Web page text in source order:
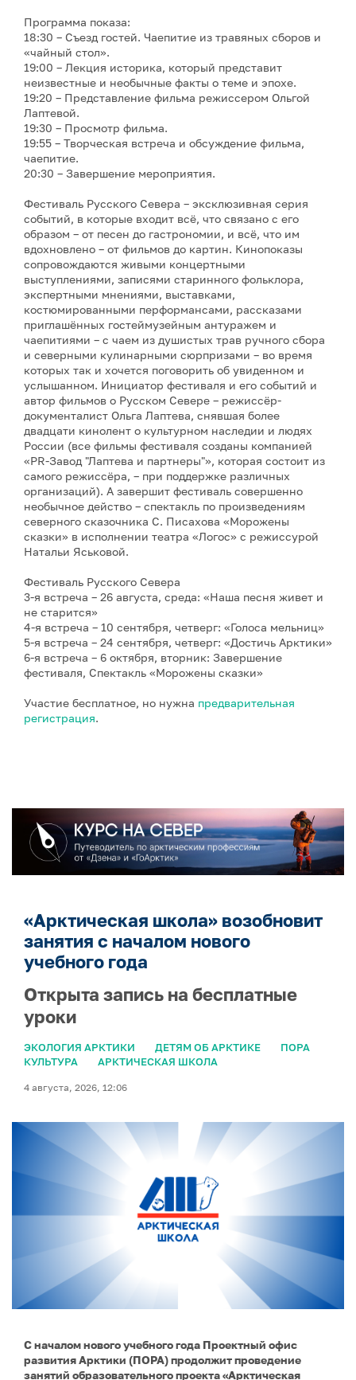
Программа показа:
18:30 – Съезд гостей. Чаепитие из травяных сборов и
«чайный стол».
19:00 – Лекция историка, который представит
неизвестные и необычные факты о теме и эпохе.
19:20 – Представление фильма режиссером Ольгой
Лаптевой.
19:30 – Просмотр фильма.
19:55 – Творческая встреча и обсуждение фильма,
чаепитие.
20:30 – Завершение мероприятия.
Фестиваль Русского Севера – эксклюзивная серия
событий, в которые входит всё, что связано с его
образом – от песен до гастрономии, и всё, что им
вдохновлено – от фильмов до картин. Кинопоказы
сопровождаются живыми концертными
выступлениями, записями старинного фольклора,
экспертными мнениями, выставками,
костюмированными перформансами, рассказами
приглашённых гостеймузейным антуражем и
чаепитиями – с чаем из душистых трав ручного сбора
и северными кулинарными сюрпризами – во время
которых так и хочется поговорить об увиденном и
услышанном. Инициатор фестиваля и его событий и
автор фильмов о Русском Севере – режиссёр-
документалист Ольга Лаптева, снявшая более
двадцати кинолент о культурном наследии и людях
России (все фильмы фестиваля созданы компанией
«PR-Завод "Лаптева и партнеры"», которая состоит из
самого режиссёра, – при поддержке различных
организаций). А завершит фестиваль совершенно
необычное действо – спектакль по произведениям
северного сказочника С. Писахова «Морожены
сказки» в исполнении театра «Логос» с режиссурой
Натальи Яськовой.
Фестиваль Русского Севера
3-я встреча – 26 августа, среда: «Наша песня живет и
не старится»
4-я встреча – 10 сентября, четверг: «Голоса мельниц»
5-я встреча – 24 сентября, четверг: «Достичь Арктики»
6-я встреча – 6 октября, вторник: Завершение
фестиваля, Спектакль «Морожены сказки»
Участие бесплатное, но нужна предварительная
регистрация.
«Арктическая школа» возобновит
занятия с началом нового
учебного года
Открыта запись на бесплатные
уроки
ЭКОЛОГИЯ АРКТИКИ ДЕТЯМ ОБ АРКТИКЕ
ПОРА
КУЛЬТУРА
АРКТИЧЕСКАЯ ШКОЛА
4 августа, 2026, 12:06
С началом нового учебного года Проектный офис
развития Арктики (ПОРА) продолжит проведение
занятий образовательного проекта «Арктическая